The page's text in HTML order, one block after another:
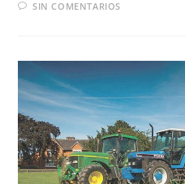
SIN COMENTARIOS